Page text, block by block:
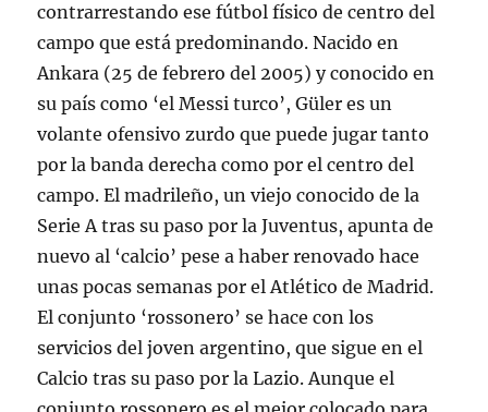
contrarrestando ese fútbol físico de centro del
campo que está predominando. Nacido en
Ankara (25 de febrero del 2005) y conocido en
su país como ‘el Messi turco’, Güler es un
volante ofensivo zurdo que puede jugar tanto
por la banda derecha como por el centro del
campo. El madrileño, un viejo conocido de la
Serie A tras su paso por la Juventus, apunta de
nuevo al ‘calcio’ pese a haber renovado hace
unas pocas semanas por el Atlético de Madrid.
El conjunto ‘rossonero’ se hace con los
servicios del joven argentino, que sigue en el
Calcio tras su paso por la Lazio. Aunque el